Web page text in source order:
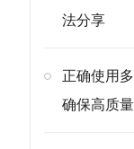
法分享
正确使用
确保高质